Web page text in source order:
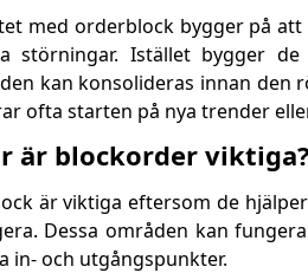
med orderblock bygger på
störningar. Istället bygger
kan konsolideras innan den
ofta starten på nya trender
är blockorder viktiga?
är viktiga eftersom de
Dessa områden kan
in- och utgångspunkter.